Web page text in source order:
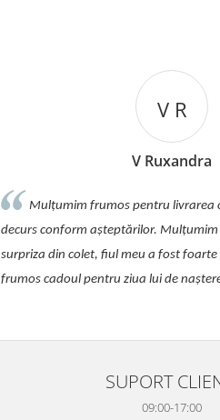
V R
V Ruxandra
Mulțumim frumos pentru livrarea
decurs conform așteptărilor.
surpriza din colet, fiul meu a fost
frumos cadoul pentru ziua lui de
SUPORT
09:00-17:00